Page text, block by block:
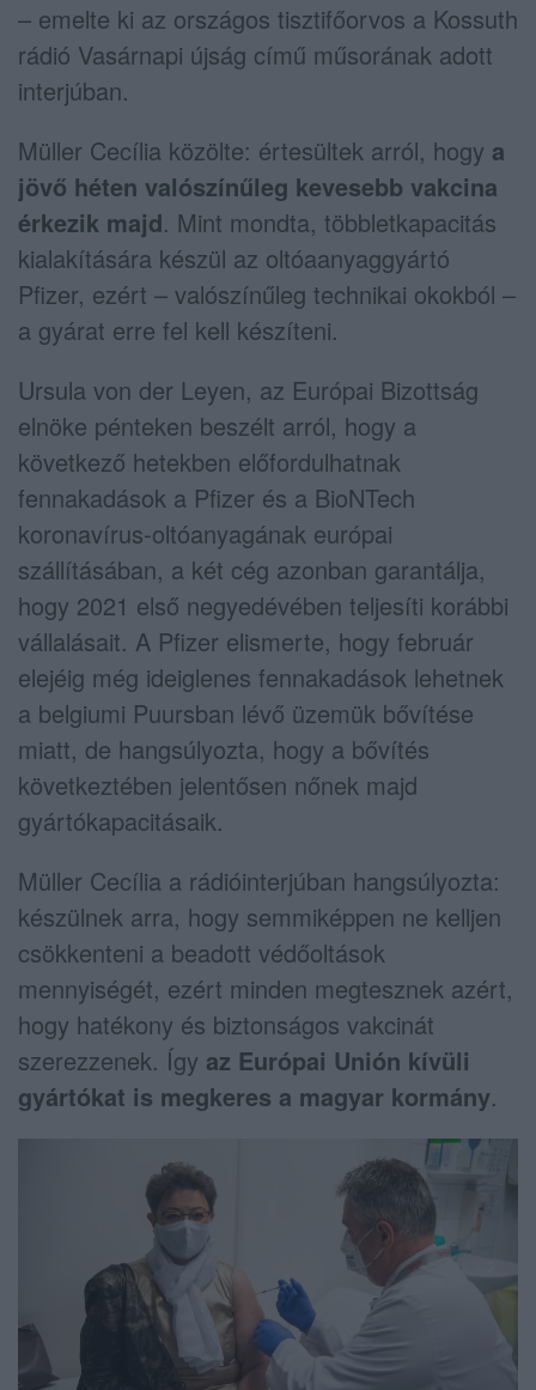
– emelte ki az országos tisztifőorvos a Kossuth
rádió Vasárnapi újság című műsorának adott
interjúban.
Müller Cecília közölte: értesültek arról, hogy a
jövő héten valószínűleg kevesebb vakcina
érkezik majd. Mint mondta, többletkapacitás
kialakítására készül az oltóaanyaggyártó
Pfizer, ezért – valószínűleg technikai okokból –
a gyárat erre fel kell készíteni.
Ursula von der Leyen, az Európai Bizottság
elnöke pénteken beszélt arról, hogy a
következő hetekben előfordulhatnak
fennakadások a Pfizer és a BioNTech
koronavírus-oltóanyagának európai
szállításában, a két cég azonban garantálja,
hogy 2021 első negyedévében teljesíti korábbi
vállalásait. A Pfizer elismerte, hogy február
elejéig még ideiglenes fennakadások lehetnek
a belgiumi Puursban lévő üzemük bővítése
miatt, de hangsúlyozta, hogy a bővítés
következtében jelentősen nőnek majd
gyártókapacitásaik.
Müller Cecília a rádióinterjúban hangsúlyozta:
készülnek arra, hogy semmiképpen ne kelljen
csökkenteni a beadott védőoltások
mennyiségét, ezért minden megtesznek azért,
hogy hatékony és biztonságos vakcinát
szerezzenek. Így az Európai Unión kívüli
gyártókat is megkeres a magyar kormány.